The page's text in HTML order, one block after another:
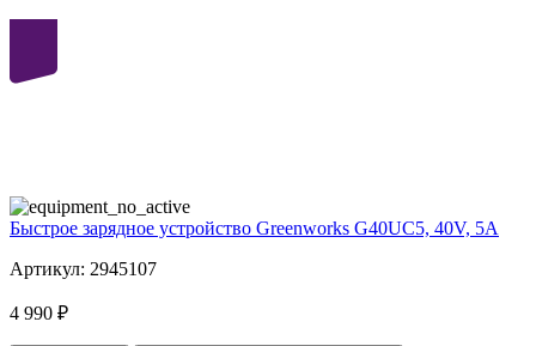
Быстрое зарядное устройство Greenworks G40UC5, 40V, 5А
Артикул: 2945107
4 990 ₽